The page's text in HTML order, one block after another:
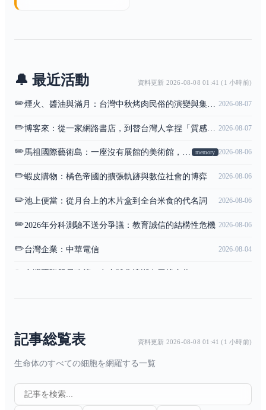
🔔 最近活動 資料更新 2026-08-08 01:41 (1 小時前)
✏️ 2026-08-07
✏️ 2026-08-07
✏️ 馬祖國際藝術島：一座沒有展館的美術館，把整座列島借來當展場 memory 2026-08-06
✏️蝦皮購物：橘色帝國的擴張軌跡與數位社會的博弈 2026-08-06
✏️池上便當：從月台上的木片盒到全台米食的代名詞 2026-08-06
✏️2026年分科測驗不送分爭議：教育誠信的結構性危機 2026-08-06
✏️台灣企業：中華電信 2026-08-04
✏️ 台灣國際貿易政策：在全球化浪潮中尋找定位
記事総覧表 資料更新 2026-08-08 01:41 (1 小時前)
生命体のすべての細胞を網羅する一覧